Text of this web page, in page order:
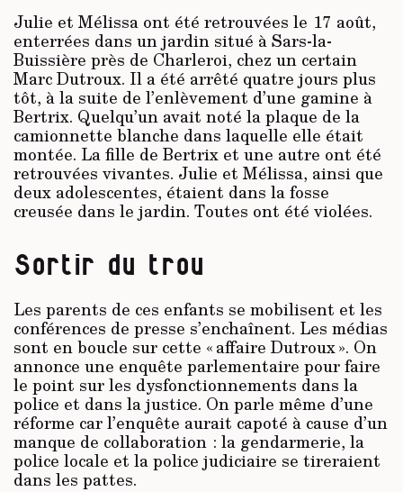
Julie et Mélissa ont été retrouvées le 17 août,
enterrées dans un jardin situé à Sars-la-
Buissière près de Charleroi, chez un certain
Marc Dutroux. Il a été arrêté quatre jours plus
tôt, à la suite de l’enlèvement d’une gamine à
Bertrix. Quelqu’un avait noté la plaque de la
camionnette blanche dans laquelle elle était
montée. La fille de Bertrix et une autre ont été
retrouvées vivantes. Julie et Mélissa, ainsi que
deux adolescentes, étaient dans la fosse
creusée dans le jardin. Toutes ont été violées.
Sortir du trou
Les parents de ces enfants se mobilisent et les
conférences de presse s’enchaînent. Les médias
sont en boucle sur cette « affaire Dutroux ». On
annonce une enquête parlementaire pour faire
le point sur les dysfonctionnements dans la
police et dans la justice. On parle même d’une
réforme car l’enquête aurait capoté à cause d’un
manque de collaboration : la gendarmerie, la
police locale et la police judiciaire se tireraient
dans les pattes.